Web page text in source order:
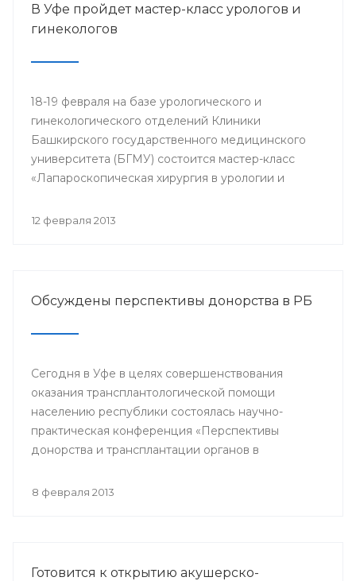
В Уфе пройдет мастер-класс урологов и
гинекологов
18-19 февраля на базе урологического и
гинекологического отделений Клиники
Башкирского государственного медицинского
университета (БГМУ) состоится мастер-класс
«Лапароскопическая хирургия в урологии и
врачи урологи, хирурги, онкологи республики, а
12 февраля 2013
Обсуждены перспективы донорства в РБ
Сегодня в Уфе в целях совершенствования
оказания трансплантологической помощи
населению республики состоялась научно-
практическая конференция «Перспективы
донорства и трансплантации органов в
8 февраля 2013
Готовится к открытию акушерско-